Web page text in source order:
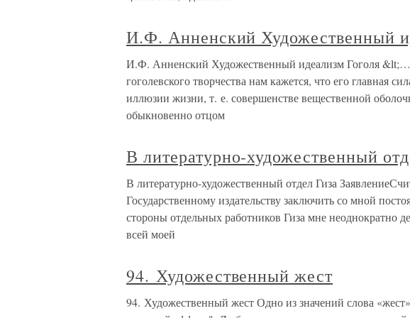
И.Ф. Анненский Художественный
И.Ф. Анненский Художественный идеализм Гоголя
гоголевского творчества нам кажется, что его главная
иллюзии жизни, т. е. совершенстве вещественной
обыкновенно отцом
В литературно-художественный
В литературно-художественный отдел Гиза
Государственному издательству заключить со мной
стороны отдельных работников Гиза мне неоднократно
всей моей
94. Художественный жест
94. Художественный жест Одно из значений слова